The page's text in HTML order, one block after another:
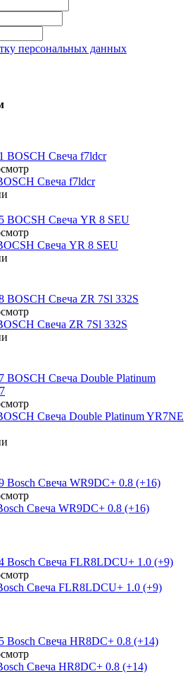
персональных данных
Свеча f7ldcr
Свеча YR 8 SEU
Свеча ZR 7Sl 332S
Свеча Double Platinum YR7NE
Свеча WR9DC+ 0.8 (+16)
Свеча FLR8LDCU+ 1.0 (+9)
Свеча HR8DC+ 0.8 (+14)